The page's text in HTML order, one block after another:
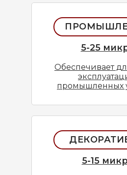
Обеспечивает
промышленных
5-25
5-15